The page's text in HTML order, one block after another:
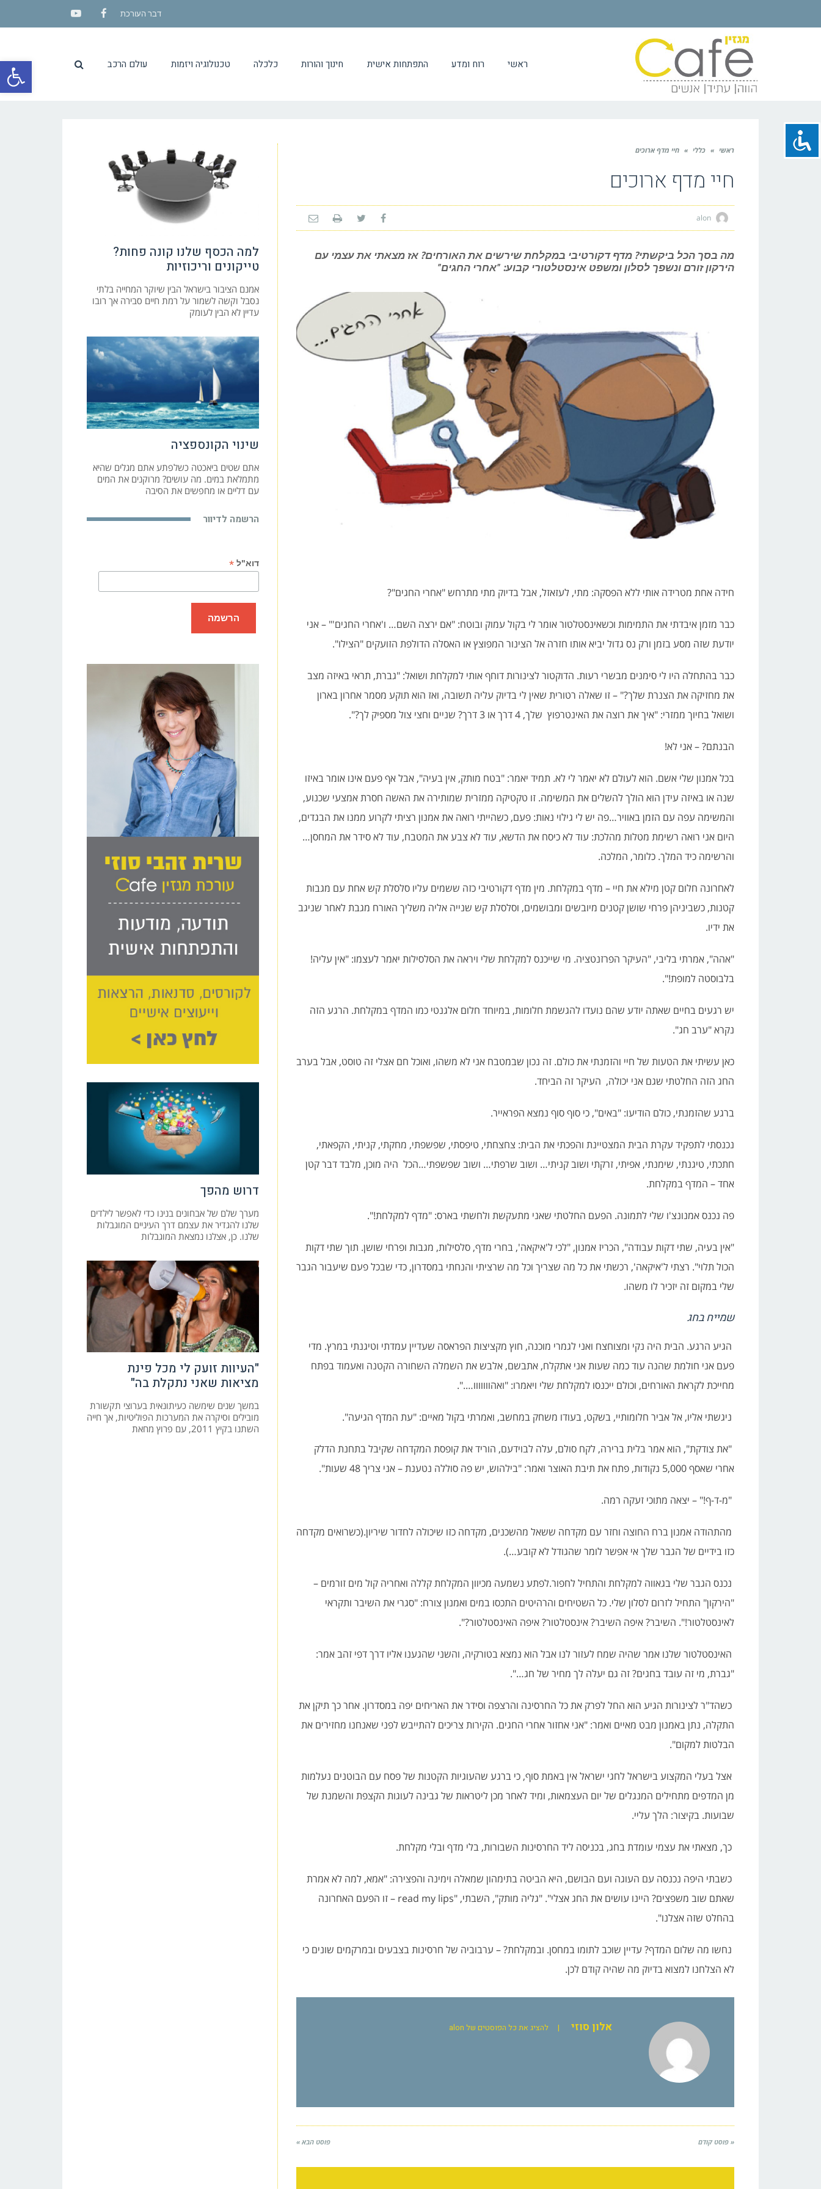
פתח
דבר העורכת
Facebook
YouTube
ראשי רוח ומדע התפתחות אישית חינוך והורות כלכלה טכנולוגיה ויזמות עולם הרכב
ראשי » כללי » חיי מדף ארוכים
חיי מדף ארוכים
מה בסך הכל ביקשתי? מדף דקורטיבי במקלחת שירשים את האורחים? אז מצאתי את עצמי עם
הירקון זורם ונשפך לסלון ומשפט אינסטלטורי קבוע: "אחרי החגים"
חידה אחת מטרידה אותי ללא הפסקה: מתי, לעזאזל, אבל בדיוק מתי מתרחש "אחרי החגים"?
כבר מזמן איבדתי את התמימות וכשאינסטלטור אומר לי בקול עמוק ובוטח: "אם ירצה השם… ו'אחרי החגים'" – אני
יודעת שזה מסע בזמן ורק נס גדול יביא אותו חזרה אל הצינור המפוצץ או האסלה הדולפת הזועקים "הצילו".
כבר בהתחלה היו לי סימנים מבשרי רעות. הדוקטור לצינורות דוחף אותי למקלחת ושואל: "גברת, תראי באיזה מצב
את מחזיקה את הצנרת שלך?" – זו שאלה רטורית שאין לי בדיוק עליה תשובה, ואז הוא תוקע מסמר אחרון בארון
ושואל בחיוך ממזרי: "איך את רוצה את האינטרפוץ שלך, 4 דרך או 3 דרך? שניים וחצי צול מספיק לך?".
הבנתם? – אני לא!
בכל אמנון שלי אשם. הוא לעולם לא יאמר לי לא. תמיד יאמר: "בטח מותק, אין בעיה", אבל אף פעם אינו אומר באיזו
שנה או באיזה עידן הוא הולך להשלים את המשימה. זו טקטיקה ממזרית שמותירה את האשה חסרת אמצעי שכנוע,
והמשימה עפה עם הזמן באוויר…פה יש לי גילוי נאות: פעם, כשהייתי רואה את אמנון רציתי לקרוע ממנו את הבגדים,
היום אני רואה רשימת מטלות מהלכת: עוד לא כיסח את הדשא, עוד לא צבע את המטבח, עוד לא סידר את המחסן…
והרשימה כיד המלך. כלומר, המלכה.
לאחרונה חלום קטן מילא את חיי – מדף במקלחת. מין מדף דקורטיבי כזה ששמים עליו סלסלת קש אחת עם מגבות
קטנות, כשביניהן פרחי שושן קטנים מיובשים ומבושמים, וסלסלת קש שנייה אליה משליך האורח מגבת לאחר שניגב
את ידיו.
"אהה", אמרתי בליבי, "העיקר הפרזנטציה. מי שייכנס למקלחת שלי ויראה את הסלסילות יאמר לעצמו: "אין עליה!
בלבוסטה למופת!".
יש רגעים בחיים שאתה יודע שהם נועדו להגשמת חלומות, במיוחד חלום אלגנטי כמו המדף במקלחת. הרגע הזה
נקרא "ערב חג".
כאן עשיתי את הטעות של חיי והזמנתי את כולם. זה נכון שבמטבח אני לא משהו, ואוכל חם אצלי זה טוסט, אבל בערב
החג הזה החלטתי שגם אני יכולה, העיקר זה הביחד.
ברגע שהזמנתי, כולם הודיעו: "באים", כי סוף סוף נמצא הפראייר.
נכנסתי לתפקיד עקרת הבית המצטיינת והפכתי את הבית: צחצחתי, טיפסתי, שפשפתי, מחקתי, קניתי, הקפאתי,
חתכתי, טיגנתי, שימנתי, אפיתי, זרקתי ושוב קניתי… ושוב שרפתי… ושוב שפשפתי…הכל היה מוכן, מלבד דבר קטן
אחד – המדף במקלחת.
פה נכנס אמנונצ'ו שלי לתמונה. הפעם החלטתי שאני מתעקשת ולחשתי בארס: "מדף למקלחת!".
"אין בעיה, שתי דקות עבודה", הכריז אמנון, "לכי ל'איקאה', בחרי מדף, סלסילות, מגבות ופרחי שושן. תוך שתי דקות
הכול תלוי". רצתי ל'איקאה', רכשתי את כל מה שצריך וכל מה שרציתי והנחתי במסדרון, כדי שבכל פעם שיעבור הגבר
שלי במקום זה יזכיר לו משהו.
שמייח בחג
הגיע הרגע. הבית היה נקי ומצוחצח ואני לגמרי מוכנה, חוץ מקציצות הפראסה שעדיין עמדתי וטיגנתי במרץ. מדי
פעם אני חולמת שהנה עוד כמה שעות אני אתקלח, אתבשם, אלבש את השמלה השחורה הקטנה ואעמוד בפתח
מחייכת לקראת האורחים, וכולם ייכנסו למקלחת שלי ויאמרו: "ואהווווווו….".
ניגשתי אליו, אל אביר חלומותיי, בשקט, בעודו משחק במחשב, ואמרתי בקול מאיים: "עת המדף הגיעה".
"את צודקת", הוא אמר בלית ברירה, לקח סולם, עלה לבוידעם, הוריד את קופסת המקדחה שקיבל בתחנת הדלק
אחרי שאסף 5,000 נקודות, פתח את תיבת האוצר ואמר: "בילהוש, יש פה סוללה נטענת – אני צריך 48 שעות".
"מ-ד-ף!" – יצאה מתוכי זעקה רמה.
מהתהודה אמנון ברח החוצה וחזר עם מקדחה ששאל מהשכנים, מקדחה כזו שיכולה לחדור שיריון.(כשרואים מקדחה
כזו בידיים של הגבר שלך אי אפשר לומר שהגודל לא קובע…).
נכנס הגבר שלי בגאווה למקלחת והתחיל לחפור.לפתע נשמעה מכיוון המקלחת קללה ואחריה קול מים זורמים –
"הירקון" התחיל לזרום לסלון שלי. כל השטיחים והרהיטים התכסו במים ואמנון צורח: "סגרי את השיבר ותקראי
לאינסטלטור!". השיבר? איפה השיבר? אינסטלטור? איפה האינסטלטור?".
האינסטלטור שלנו אמר שהיה שמח לעזור לנו אבל הוא נמצא בטורקיה, והשני שהגענו אליו דרך דפי זהב אמר:
"גברת, מי זה עובד בחגים? זה גם יעלה לך מחיר של חג…".
כשהד"ר לצינורות הגיע הוא החל לפרק את כל החרסינה והרצפה וסידר את האריחים יפה במסדרון. אחר כך תיקן את
התקלה, נתן באמנון מבט מאיים ואמר: "אני אחזור אחרי החגים. הקירות צריכים להתייבש לפני שאנחנו מחזירים את
הבלטות למקום".
אצל בעלי המקצוע בישראל לחגי ישראל אין באמת סוף, כי ברגע שהעוגיות הקטנות של פסח עם הבוטנים נעלמות
מן המדפים מתחילים המנגלים של יום העצמאות, ומיד לאחר מכן ליטראות של גבינה לעוגות הקצפת והשמנת של
שבועות. בקיצור: הלך עליי.
כך, מצאתי את עצמי עומדת בחג, בכניסה ליד החרסינות השבורות, בלי מדף ובלי מקלחת.
כשבתי היפה נכנסה עם העוגה ועם הבושם, היא הביטה בתימהון שמאלה וימינה והפצירה: "אמא, למה לא אמרת
שאתם שוב משפצים? היינו עושים את החג אצלי". "גליה מותק", השבתי, "read my lips – זו הפעם האחרונה
בהחלט שזה אצלנו".
נחשו מה שלום המדף? עדיין שוכב לתומו במחסן. ובמקלחת? – ערבוביה של חרסינות בצבעים ובמרקמים שונים כי
לא הצלחנו למצוא בדיוק מה שהיה קודם לכן.
אלון סוזי | להציג את כל הפוסטים של alon
« פוסט קודם פוסט הבא »
למה הכסף שלנו קונה פחות?
טייקונים וריכוזיות
אמנם הציבור בישראל הבין שיוקר המחייה בלתי
נסבל וקשה לשמור על רמת חיים סבירה אך רובו
עדיין לא הבין לעומק
שינוי הקונספציה
אתם שטים ביאכטה כשלפתע אתם מגלים שהיא
מתמלאת במים. מה עושים? מרוקנים את המים
עם דליים או מחפשים את הסיבה
הרשמה לדיוור
דוא"ל *
דרוש מהפך
מערך שלם של אבחונים בנינו כדי לאפשר לילדים
שלנו להגדיר את עצמם דרך העיניים המוגבלות
שלנו. כן, אצלנו נמצאת המוגבלות
"העיוות זועק לי מכל פינת
מציאות שאני נתקלת בה"
במשך שנים שימשה כעיתונאית בערוצי תקשורת
מובילים וסיקרה את המערכות הפוליטיות, אך חייה
השתנו בקיץ 2011, עם פרוץ מחאת